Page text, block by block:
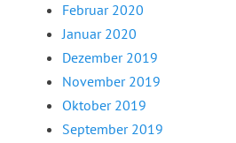
Februar 2020
Januar 2020
Dezember 2019
November 2019
Oktober 2019
September 2019